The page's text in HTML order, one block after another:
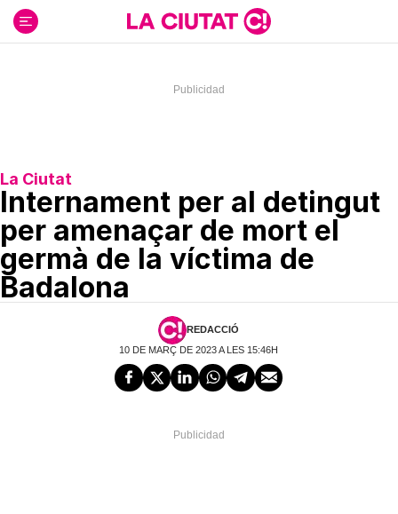
contenido
La Ciutat
Internament per al detingut
per amenaçar de mort el
germà de la víctima de
Badalona
REDACCIÓ
10 DE MARÇ DE 2023 A LES 15:46H